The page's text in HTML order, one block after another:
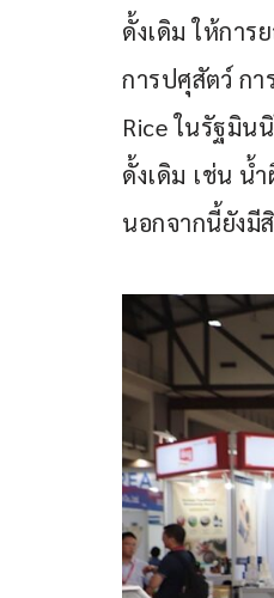
ดั้งเดิม ให้กา
การปศุสัตว์ กา
Rice ในรัฐมิ
ดั้งเดิม เช่น น้
นอกจากนี้ยังมี